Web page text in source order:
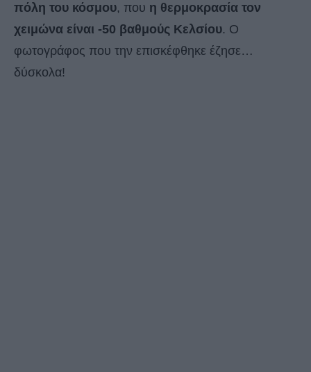
πόλη του κόσμου, που η θερμοκρασία τον
χειμώνα είναι -50 βαθμούς Κελσίου. Ο
φωτογράφος που την επισκέφθηκε έζησε…
δύσκολα!